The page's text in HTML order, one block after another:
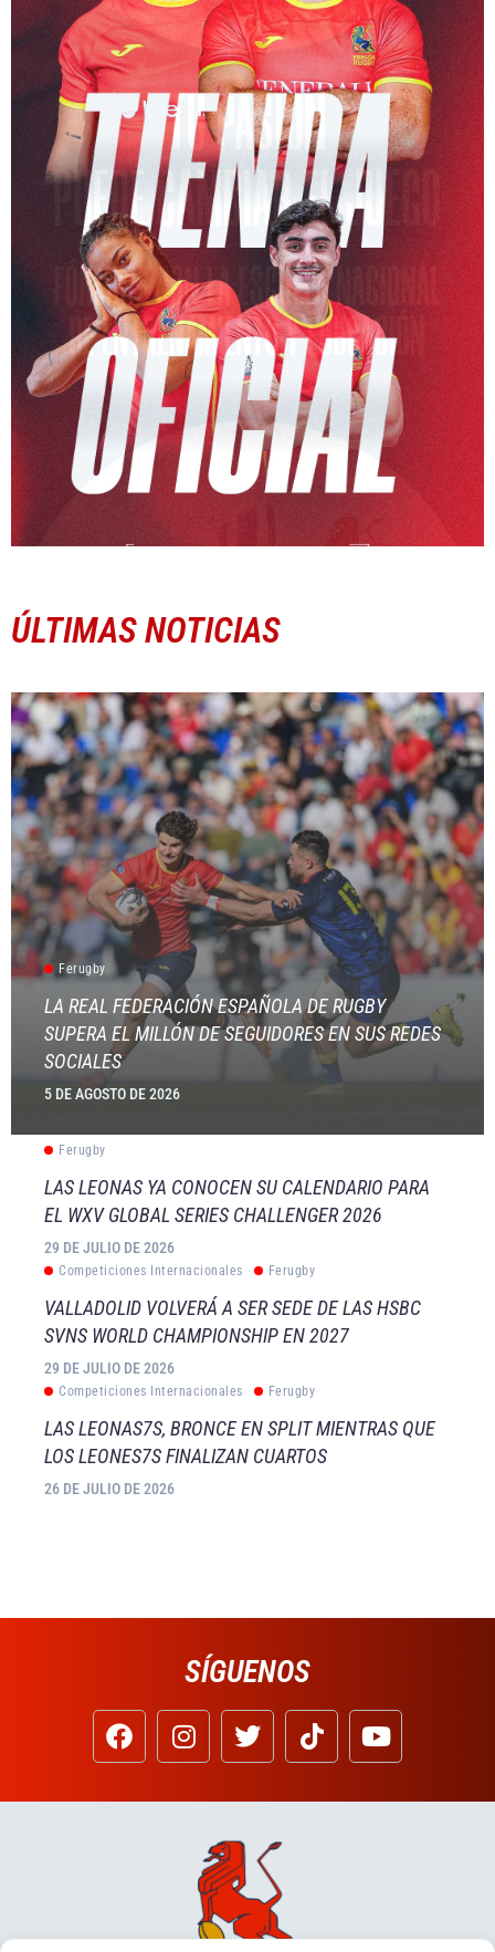
ÚLTIMAS NOTICIAS
Ferugby
LA REAL FEDERACIÓN ESPAÑOLA DE RUGBY
SUPERA EL MILLÓN DE SEGUIDORES EN SUS REDES
SOCIALES
5 DE AGOSTO DE 2026
Ferugby
LAS LEONAS YA CONOCEN SU CALENDARIO PARA
EL WXV GLOBAL SERIES CHALLENGER 2026
29 DE JULIO DE 2026
Competiciones Internacionales Ferugby
VALLADOLID VOLVERÁ A SER SEDE DE LAS HSBC
SVNS WORLD CHAMPIONSHIP EN 2027
29 DE JULIO DE 2026
Competiciones Internacionales Ferugby
LAS LEONAS7S, BRONCE EN SPLIT MIENTRAS QUE
LOS LEONES7S FINALIZAN CUARTOS
26 DE JULIO DE 2026
SÍGUENOS